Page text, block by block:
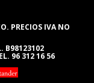
PRECIOS IVA NO
B98123102
96 312 16 56